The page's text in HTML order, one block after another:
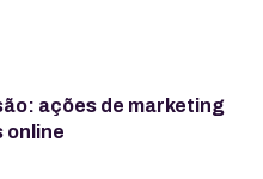
ações de marketing
online